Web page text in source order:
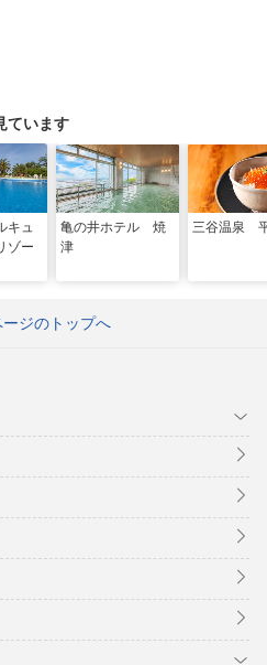
ています
キュ
ゾー
亀の井ホテル 焼
津
三谷温泉
ージのトップへ